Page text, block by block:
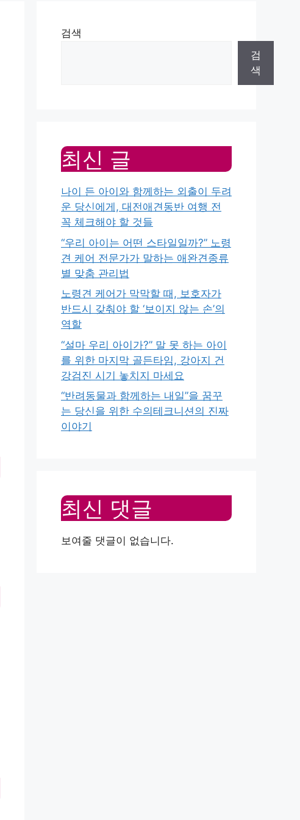
검색
검
색
최신 글
나이 든 아이와 함께하는 외출이 두려
운 당신에게, 대전애견동반 여행 전
꼭 체크해야 할 것들
“우리 아이는 어떤 스타일일까?” 노령
견 케어 전문가가 말하는 애완견종류
별 맞춤 관리법
노령견 케어가 막막할 때, 보호자가
반드시 갖춰야 할 ‘보이지 않는 손’의
역할
“설마 우리 아이가?” 말 못 하는 아이
를 위한 마지막 골든타임, 강아지 건
강검진 시기 놓치지 마세요
“반려동물과 함께하는 내일”을 꿈꾸
는 당신을 위한 수의테크니션의 진짜
이야기
최신 댓글
보여줄 댓글이 없습니다.